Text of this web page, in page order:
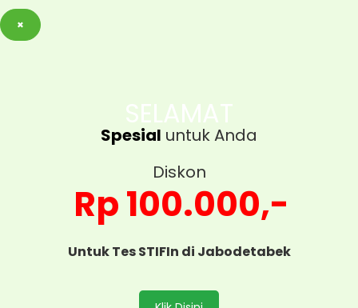
×
SELAMAT
Spesial untuk Anda
Diskon
Rp 100.000,-
Untuk Tes STIFIn di Jabodetabek